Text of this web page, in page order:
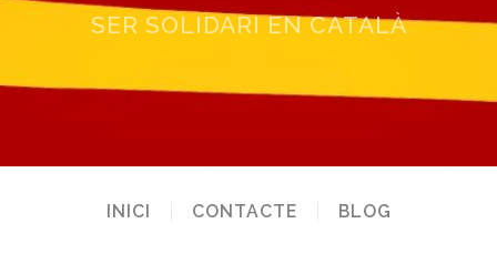
SER SOLIDARI EN CATALÀ
INICI CONTACTE BLOG